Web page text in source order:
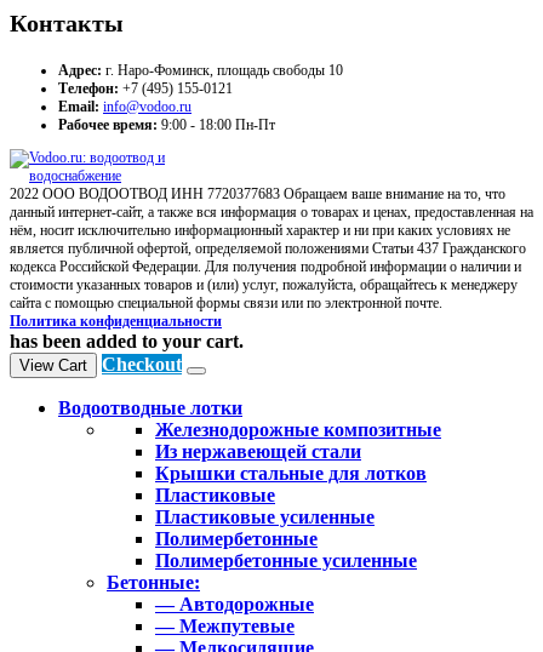
Контакты
Адрес: г. Наро-Фоминск, площадь свободы 10
Телефон: +7 (495) 155-0121
Email: info@vodoo.ru
Рабочее время: 9:00 - 18:00 Пн-Пт
2022 ООО ВОДООТВОД ИНН 7720377683 Обращаем ваше внимание на то, что
данный интернет-сайт, а также вся информация о товарах и ценах, предоставленная на
нём, носит исключительно информационный характер и ни при каких условиях не
является публичной офертой, определяемой положениями Статьи 437 Гражданского
кодекса Российской Федерации. Для получения подробной информации о наличии и
стоимости указанных товаров и (или) услуг, пожалуйста, обращайтесь к менеджеру
сайта с помощью специальной формы связи или по электронной почте.
Политика конфиденциальности
has been added to your cart.
View Cart Checkout
Водоотводные лотки
Железнодорожные композитные
Из нержавеющей стали
Крышки стальные для лотков
Пластиковые
Пластиковые усиленные
Полимербетонные
Полимербетонные усиленные
Бетонные:
— Автодорожные
— Межпутевые
— Мелкосидящие